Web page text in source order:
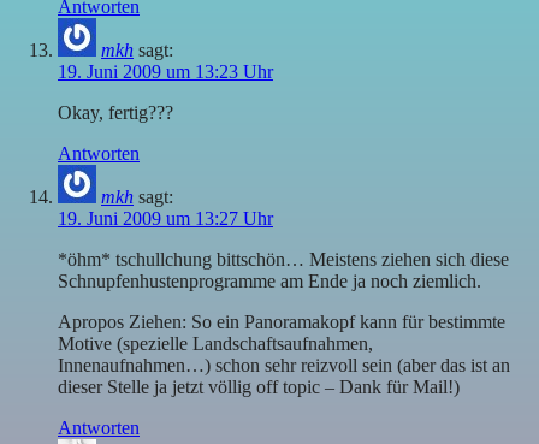
Antworten
mkh sagt:
19. Juni 2009 um 13:23 Uhr
Okay, fertig???
Antworten
mkh sagt:
19. Juni 2009 um 13:27 Uhr
*öhm* tschullchung bittschön… Meistens ziehen sich diese
Schnupfenhustenprogramme am Ende ja noch ziemlich.
Apropos Ziehen: So ein Panoramakopf kann für bestimmte
Motive (spezielle Landschaftsaufnahmen,
Innenaufnahmen…) schon sehr reizvoll sein (aber das ist an
dieser Stelle ja jetzt völlig off topic – Dank für Mail!)
Antworten